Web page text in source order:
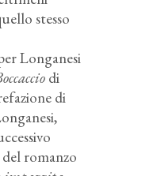
stesso
Longanesi
di
di
romanzo